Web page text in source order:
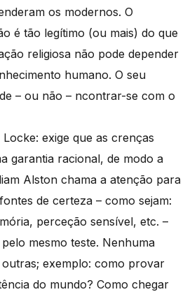
os modernos. O
é tão legítimo (ou mais) do que
religiosa não pode depender
humano. O seu
– ou não – ncontrar-se com o
exige que as crenças
garantia racional, de modo a
Alston chama a atenção para
de certeza – como sejam:
perceção sensível, etc. –
mesmo teste. Nenhuma
exemplo: como provar
do mundo? Como chegar